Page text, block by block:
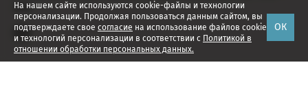
На нашем сайте используются cookie-файлы и технологии
персонализации. Продолжая пользоваться данным сайтом, вы
подтверждаете свое согласие на использование файлов cookie
и технологий персонализации в соответствии с Политикой в
отношении обработки персональных данных.
ОК
2026